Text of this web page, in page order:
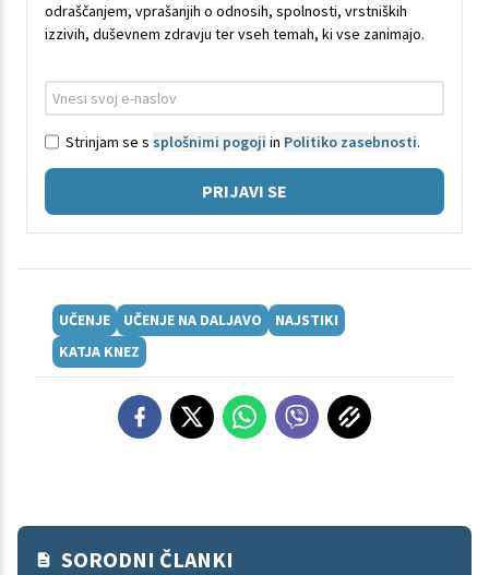
odraščanjem, vprašanjih o odnosih, spolnosti, vrstniških
izzivih, duševnem zdravju ter vseh temah, ki vse zanimajo.
Strinjam se s splošnimi pogoji in Politiko zasebnosti.
PRIJAVI SE
UČENJE UČENJE NA DALJAVO
NAJSTIKI
KATJA KNEZ
SORODNI ČLANKI